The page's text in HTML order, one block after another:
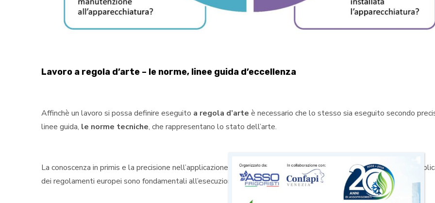
Lavoro a regola d’arte – le norme, linee guida d’eccellenza
Affinchè un lavoro si possa definire eseguito a regola d’arte è necessario che lo stesso sia eseguito secondo
linee guida, le norme tecniche, che rappresentano lo stato dell’arte.
La conoscenza in primis e la precisione nell’applicazione delle norme, l’adempimento degli obblighi legislativi,
dei regolamenti europei sono fondamentali all’esecuzione
di ogni lavoro.